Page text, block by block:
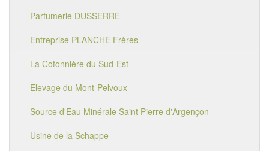
Parfumerie DUSSERRE
Entreprise PLANCHE Frères
La Cotonnière du Sud-Est
Elevage du Mont-Pelvoux
Source d'Eau Minérale Saint Pierre d'Argençon
Usine de la Schappe